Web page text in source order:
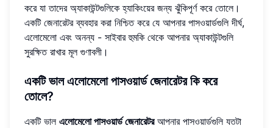
করে যা তাদের অ্যাকাউন্টগুলিকে হ্যাকিংয়ের জন্য ঝুঁকিপূর্ণ করে তোলে।
একটি জেনারেটর ব্যবহার করা নিশ্চিত করে যে আপনার পাসওয়ার্ডগুলি দীর্ঘ,
এলোমেলো এবং অনন্য - সাইবার হুমকি থেকে আপনার অ্যাকাউন্টগুলি
সুরক্ষিত রাখার মূল গুণাবলী।
একটি ভাল এলোমেলো পাসওয়ার্ড জেনারেটর কি করে
তোলে?
একটি ভাল এলোমেলো পাসওয়ার্ড জেনারেটরআপনার পাসওয়ার্ডগুলি যতটা